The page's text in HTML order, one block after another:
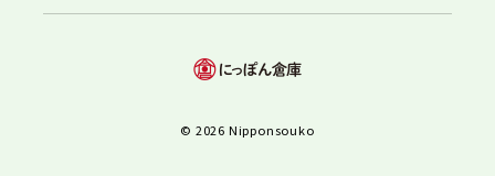
© 2026 Nipponsouko